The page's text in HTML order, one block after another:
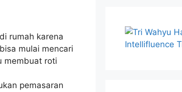
rumah karena
mulai mencari
membuat roti
pemasaran